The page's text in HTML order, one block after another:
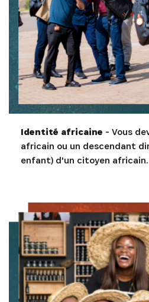
Identité africaine - Vous
africain ou un descendant
enfant) d'un citoyen africain.